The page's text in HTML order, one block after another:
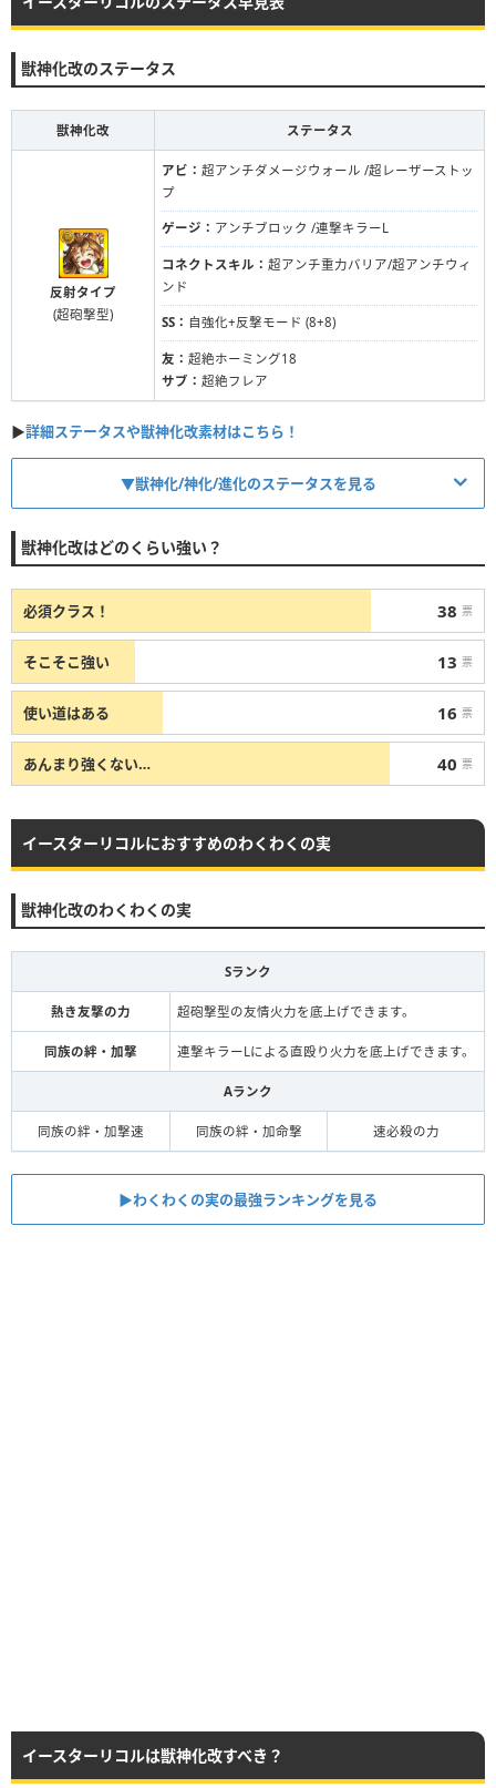
獣神化改のステータス
獣神化改 ステータス
反射タイプ
(超砲撃型)
アビ： 超アンチダメージウォール /超レーザーストッ
プ
ゲージ： アンチブロック /連撃キラーL
コネクトスキル： 超アンチ重力バリア/超アンチウィ
ンド
SS： 自強化+反撃モード (8+8)
友： 超絶ホーミング18
サブ： 超絶フレア
▶︎詳細ステータスや獣神化改素材はこちら！
▼獣神化/神化/進化のステータスを見る
(砲撃型)
アビ：アンチウィンド /レーザーストップ
SS：乱打+レーザー (8+12)
獣神化改はどのくらい強い？
必須クラス！ 38 票
そこそこ強い 13 票
使い道はある 16 票
あんまり強くない… 40 票
イースターリコルにおすすめのわくわくの実
獣神化改のわくわくの実
Sランク
熱き友撃の力 超砲撃型の友情火力を底上げできます。
同族の絆・加撃 連撃キラーLによる直殴り火力を底上げできます。
Aランク
同族の絆・加撃速 同族の絆・加命撃 速必殺の力
▶︎わくわくの実の最強ランキングを見る
イースターリコルは獣神化改すべき？